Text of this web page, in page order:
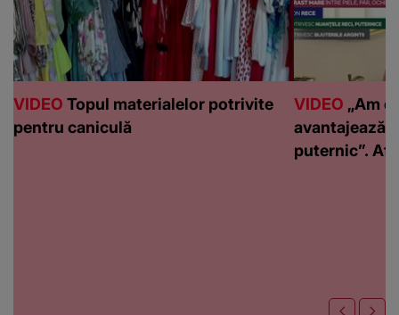
VIDEO Topul materialelor potrivite
pentru caniculă
VIDEO „Am
avantajează
puternic”.